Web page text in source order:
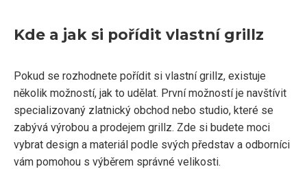
Kde a jak si pořídit vlastní grillz
Pokud se rozhodnete pořídit si vlastní grillz, existuje
několik možností, jak to udělat. První možností je navštívit
specializovaný zlatnický obchod nebo studio, které se
zabývá výrobou a prodejem grillz. Zde si budete moci
vybrat design a materiál podle svých představ a odborníci
vám pomohou s výběrem správné velikosti.